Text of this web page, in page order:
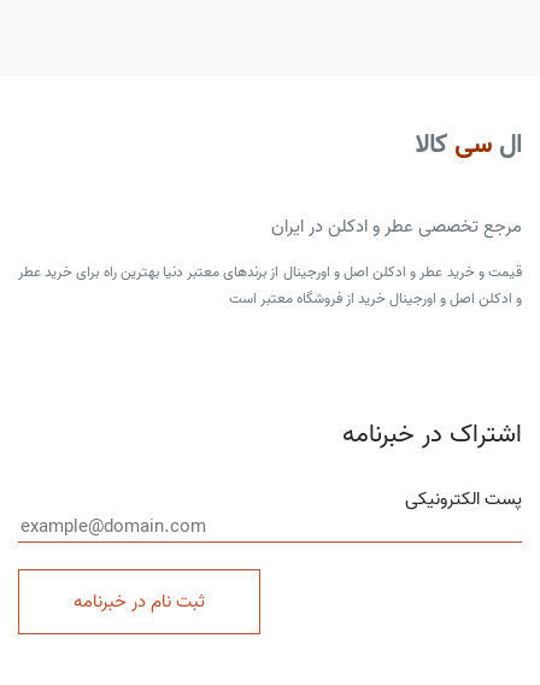
ال سی کالا
مرجع تخصصی عطر و ادکلن در ایران
قیمت و خرید عطر و ادکلن اصل و اورجینال از برندهای معتبر دنیا بهترین راه برای خرید عطر
و ادکلن اصل و اورجینال خرید از فروشگاه معتبر است
اشتراک در خبرنامه
پست الکترونیکی
ثبت نام در خبرنامه